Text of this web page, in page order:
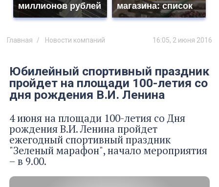
миллионов рублей
магазина: список
Главная Новости компаний 16:05, 2 июня 2016
Юбилейный спортивный праздник
пройдет на площади 100-летия со
дня рождения В.И. Ленина
4 июня на площади 100-летия со Дня
рождения В.И. Ленина пройдет
ежегодный спортивный праздник
"Зеленый марафон", начало мероприятия
– в 9.00.